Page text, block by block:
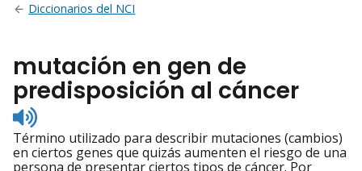
Diccionarios del NCI
mutación en gen de
predisposición al cáncer
Listen
to
pronunciation
Término utilizado para describir mutaciones (cambios)
en ciertos genes que quizás aumenten el riesgo de una
persona de presentar ciertos tipos de cáncer. Por